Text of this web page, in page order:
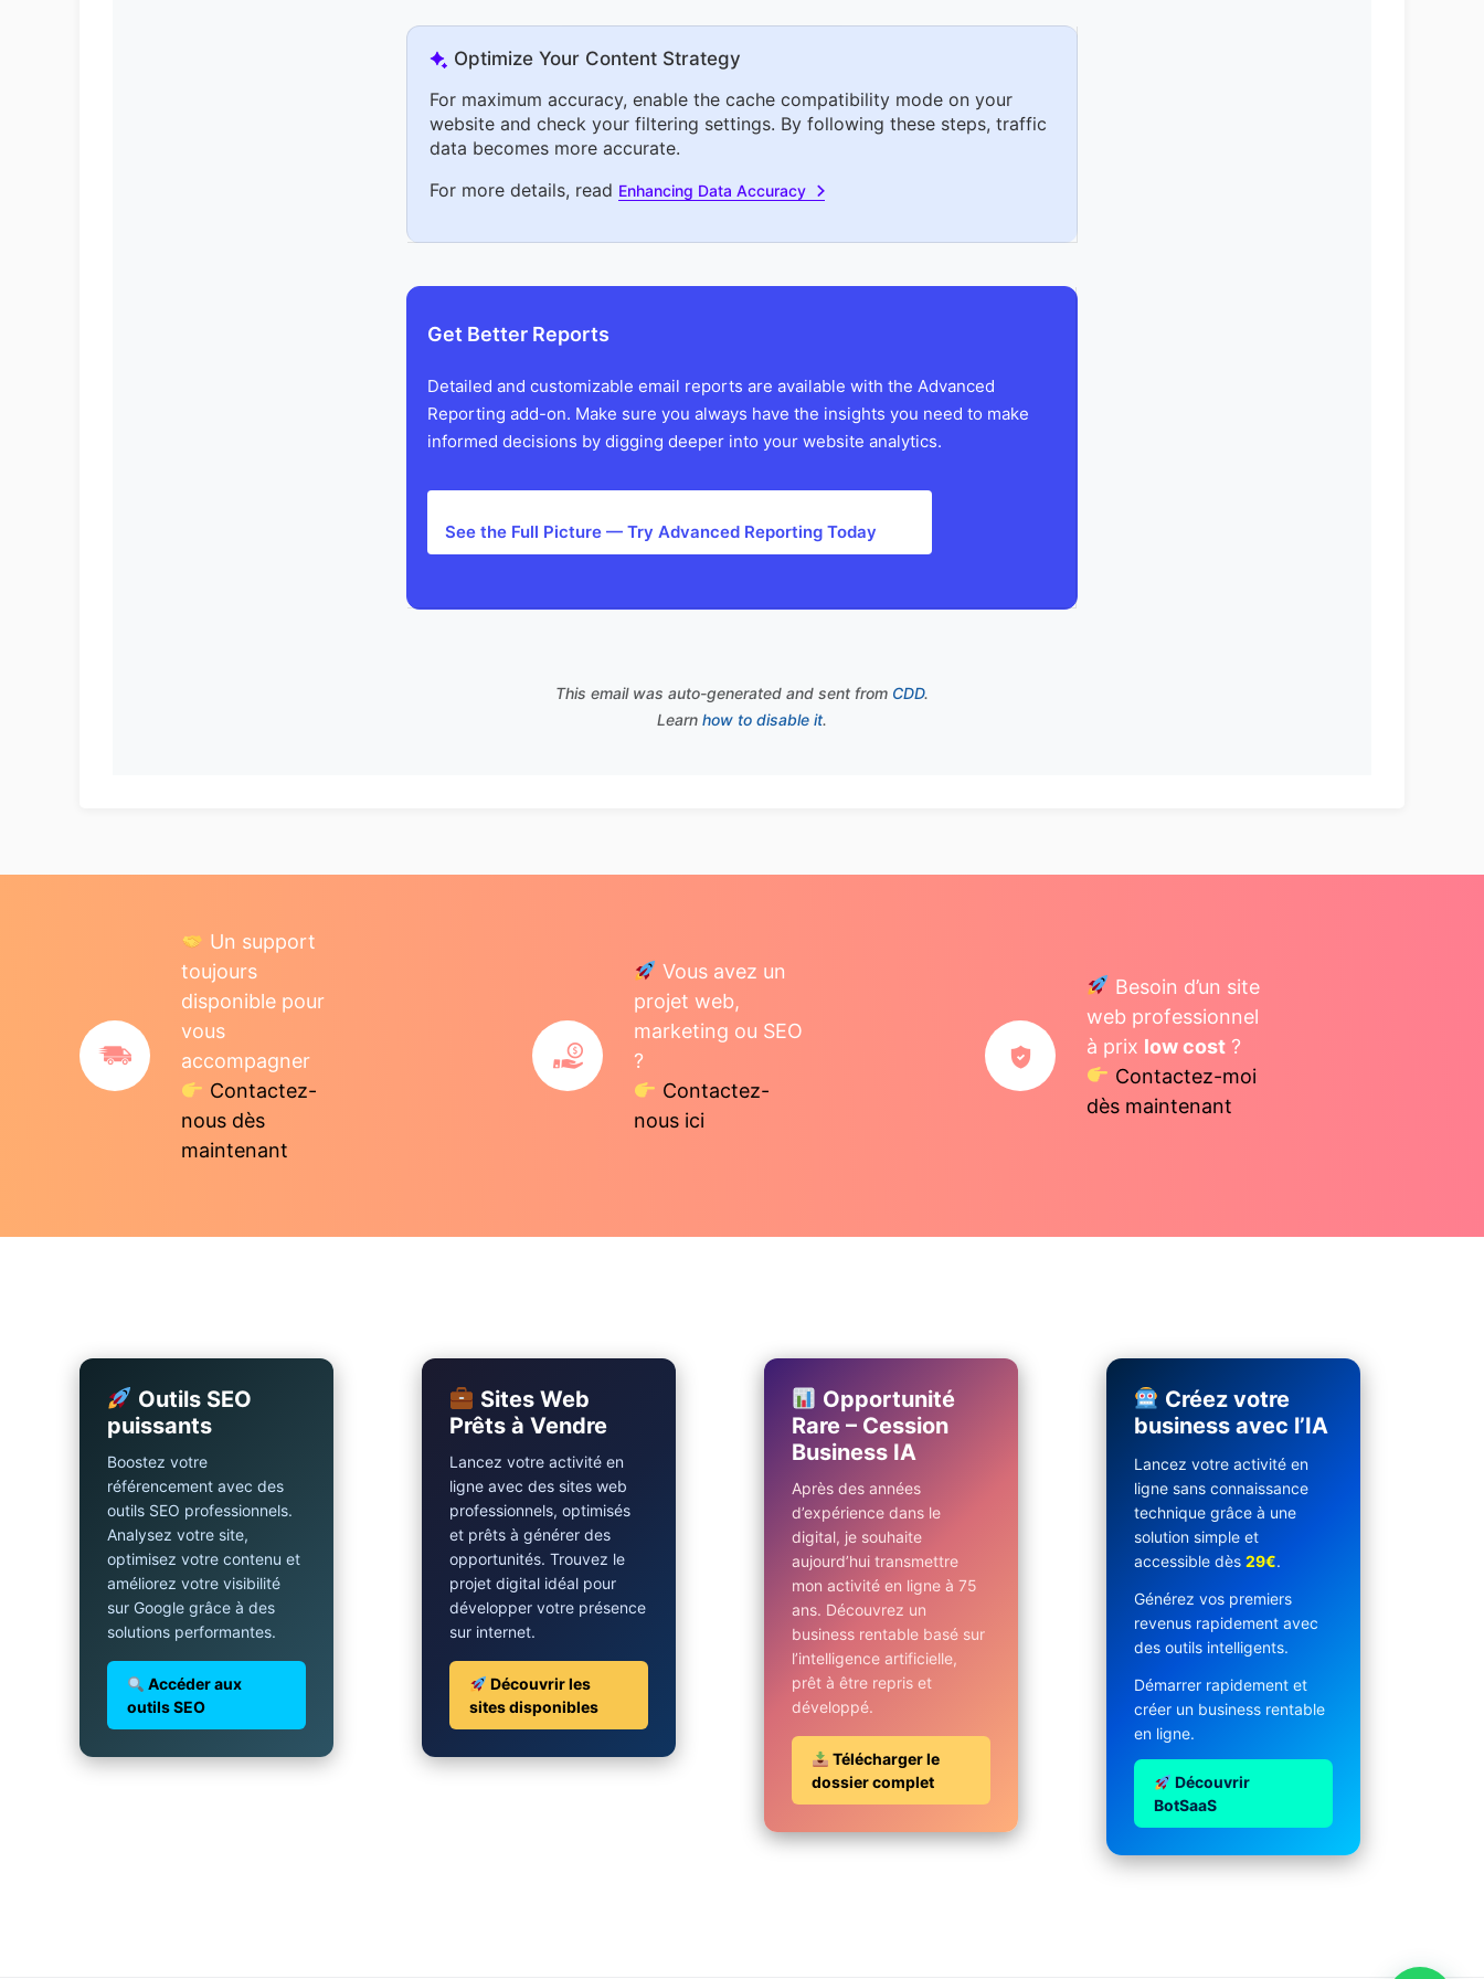
Optimize Your Content Strategy
For maximum accuracy, enable the cache compatibility mode on your
website and check your filtering settings. By following these steps, traffic
data becomes more accurate.
For more details, read Enhancing Data Accuracy
Get Better Reports
Detailed and customizable email reports are available with the Advanced
Reporting add-on. Make sure you always have the insights you need to make
informed decisions by digging deeper into your website analytics.
See the Full Picture — Try Advanced Reporting Today
This email was auto-generated and sent from CDD.
Learn how to disable it.
Un support
toujours
disponible pour
vous
accompagner
Contactez-
nous dès
maintenant
Vous avez un
projet web,
marketing ou SEO
?
Contactez-
nous ici
Besoin d’un site
web professionnel
à prix low cost ?
Contactez-moi
dès maintenant
Outils SEO
puissants
Boostez votre
référencement avec des
outils SEO professionnels.
Analysez votre site,
optimisez votre contenu et
améliorez votre visibilité
sur Google grâce à des
solutions performantes.
Accéder aux
outils SEO
Sites Web
Prêts à Vendre
Lancez votre activité en
ligne avec des sites web
professionnels, optimisés
et prêts à générer des
opportunités. Trouvez le
projet digital idéal pour
développer votre présence
sur internet.
Découvrir les
sites disponibles
Opportunité
Rare – Cession
Business IA
Après des années
d’expérience dans le
digital, je souhaite
aujourd’hui transmettre
mon activité en ligne à 75
ans. Découvrez un
business rentable basé sur
l’intelligence artificielle,
prêt à être repris et
développé.
Télécharger le
dossier complet
Créez votre
business avec l’IA
Lancez votre activité en
ligne sans connaissance
technique grâce à une
solution simple et
accessible dès 29€.
Générez vos premiers
revenus rapidement avec
des outils intelligents.
Démarrer rapidement et
créer un business rentable
en ligne.
Découvrir
BotSaaS